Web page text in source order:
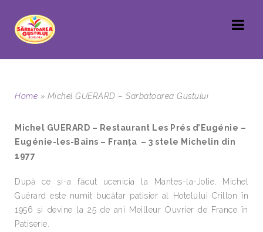
Home » Michel GUERARD – Sarbatoarea Gustului
Michel GUERARD – Restaurant Les Prés d’Eugénie –
Eugénie-les-Bains – Franța – 3 stele Michelin din
1977
După ce și-a făcut ucenicia la Mantes-la-Jolie, Michel
Guérard este numit bucătar patisier al Hotelului Crillon în
1956 și devine la 25 de ani Meilleur Ouvrier de France în
Patiserie.